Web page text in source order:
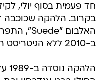
חד פעמית בסוף יולי,
ב-2010 ללא הגיטריסט המקורי ברנרד באטלר.